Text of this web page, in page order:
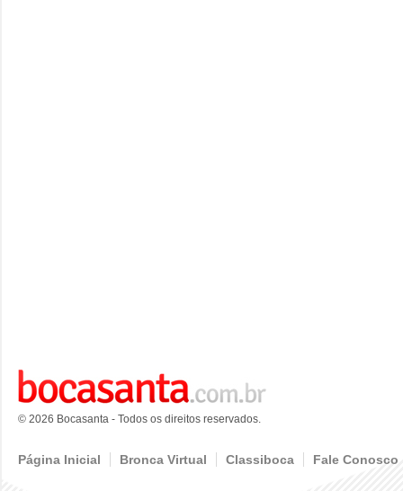
© 2026 Bocasanta - Todos os direitos reservados.
Página Inicial Bronca Virtual Classiboca Fale Conosco